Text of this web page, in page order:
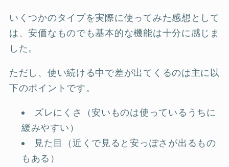
いくつかのタイプを実際に使ってみた感想として
は、安価なものでも基本的な機能は十分に感じま
した。
ただし、使い続ける中で差が出てくるのは主に以
下のポイントです。
ズレにくさ（安いものは使っているうちに
緩みやすい）
見た目（近くで見ると安っぽさが出るもの
もある）